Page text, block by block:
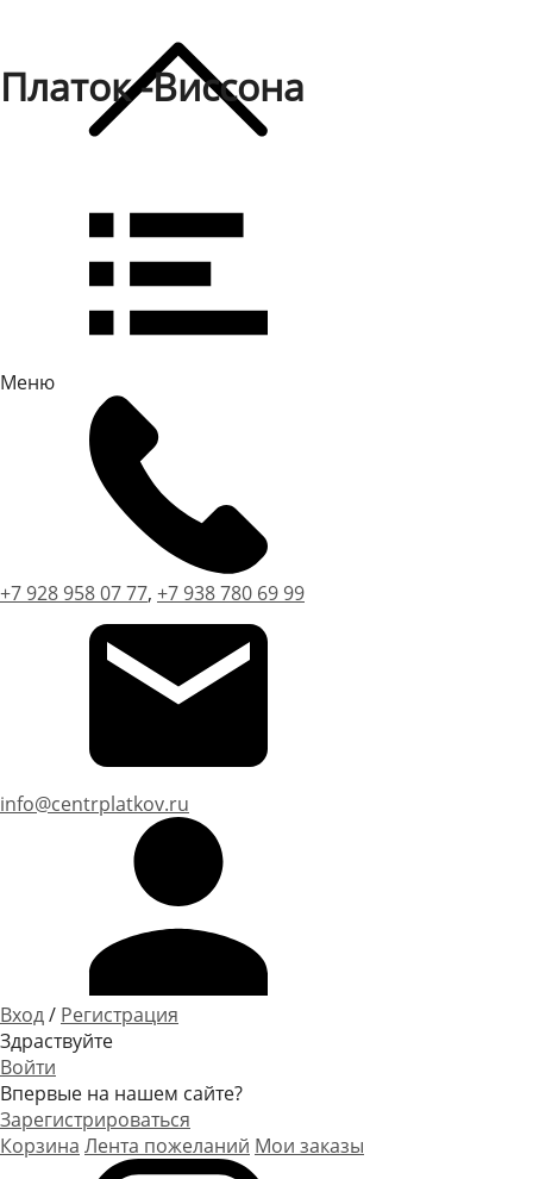
Меню
+7 928 958 07 77, +7 938 780 69 99
info@centrplatkov.ru
Вход/ Регистрация
Здраствуйте
Войти
Впервые на нашем сайте?
Зарегистрироваться
Корзина Лента пожеланий Мои заказы
Платок -Виссона